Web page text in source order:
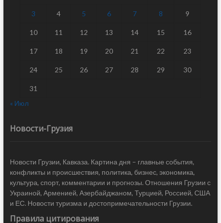
3 4 5 6 7 8 9
10 11 12 13 14 15 16
17 18 19 20 21 22 23
24 25 26 27 28 29 30
31
« Июл
Новости-Грузия
Новости Грузии, Кавказа. Картина дня – главные события,
конфликты и происшествия, политика, бизнес, экономика,
культура, спорт, комментарии и прогнозы. Отношения Грузии с
Украиной, Арменией, Азербайджаном, Турцией, Россией, США
и ЕС. Новости туризма и достопримечательности Грузии.
Правила цитирования